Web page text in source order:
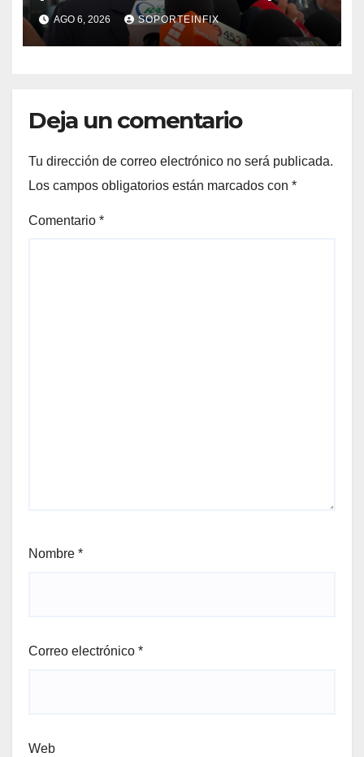
respeta decisión de Morena
AGO 6, 2026 SOPORTEINFIX
Deja un comentario
Tu dirección de correo electrónico no será publicada.
Los campos obligatorios están marcados con *
Comentario *
Nombre *
Correo electrónico *
Web